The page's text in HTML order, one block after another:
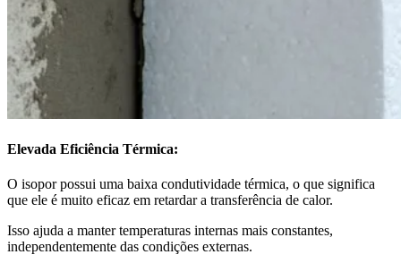
Elevada Eficiência Térmica:
O isopor possui uma baixa condutividade térmica, o que significa
que ele é muito eficaz em retardar a transferência de calor.
Isso ajuda a manter temperaturas internas mais constantes,
independentemente das condições externas.